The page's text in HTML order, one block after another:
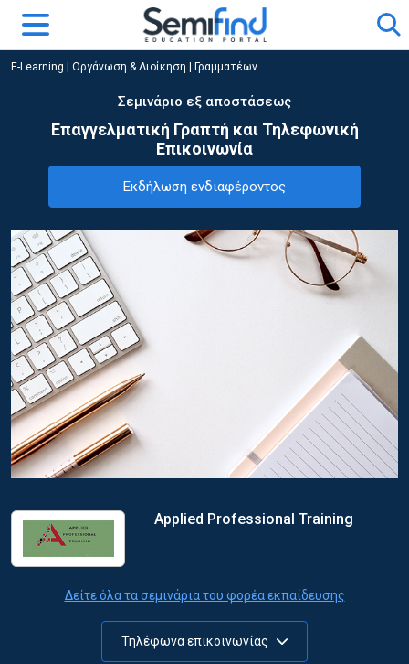
E-Learning Οργάνωση & Διοίκηση Γραμματέων
Σεμινάριο εξ αποστάσεως
Επαγγελματική Γραπτή και Τηλεφωνική
Επικοινωνία
Εκδήλωση ενδιαφέροντος
Applied Professional Training
Δείτε όλα τα σεμινάρια του φορέα εκπαίδευσης
Τηλέφωνα επικοινωνίας